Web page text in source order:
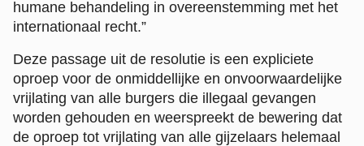
humane behandeling in overeenstemming met het
internationaal recht.”
Deze passage uit de resolutie is een expliciete
oproep voor de onmiddellijke en onvoorwaardelijke
vrijlating van alle burgers die illegaal gevangen
worden gehouden en weerspreekt de bewering dat
de oproep tot vrijlating van alle gijzelaars helemaal